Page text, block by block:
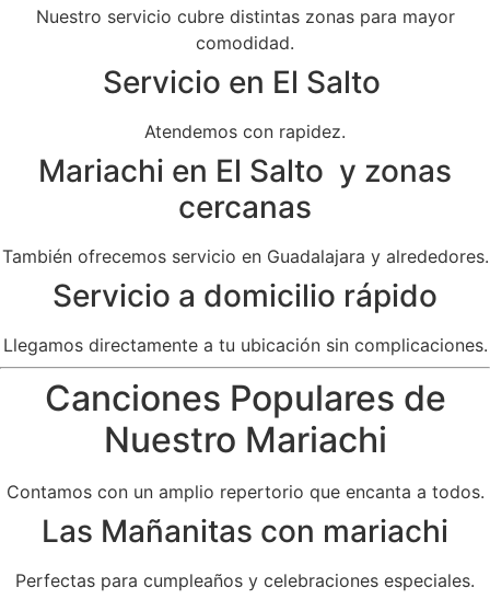
Nuestro servicio cubre distintas zonas para mayor
comodidad.
Servicio en El Salto
Atendemos con rapidez.
Mariachi en El Salto y zonas
cercanas
También ofrecemos servicio en Guadalajara y alrededores.
Servicio a domicilio rápido
Llegamos directamente a tu ubicación sin complicaciones.
Canciones Populares de
Nuestro Mariachi
Contamos con un amplio repertorio que encanta a todos.
Las Mañanitas con mariachi
Perfectas para cumpleaños y celebraciones especiales.